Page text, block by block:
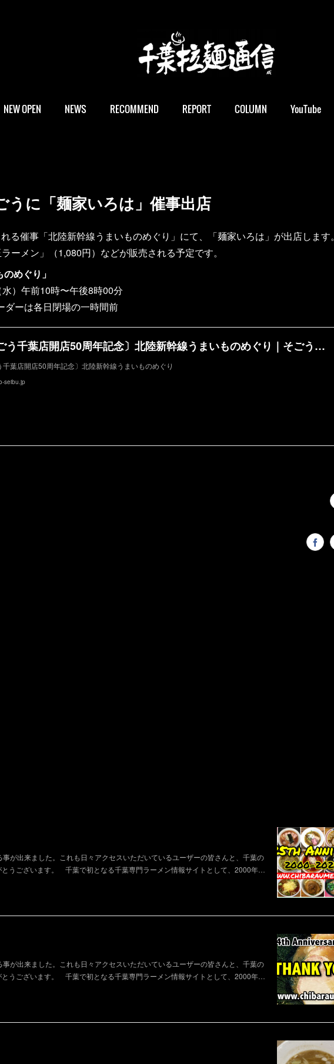
NEW OPEN NEWS RECOMMEND REPORT COLUMN YouTube
うに「麺家いろは」催事出店
る催事「北陸新幹線うまいものめぐり」にて、「麺家いろは」が出店します。
ーメン」（1,080円）などが販売される予定です。
めぐり」
）午前10時〜午後8時00分
ダーは各日閉場の一時間前
〔そごう千葉店開店50周年記念〕北陸新幹線うまいものめぐり｜そごう千葉店｜西武・そごう
千葉店開店50周年記念〕北陸新幹線うまいものめぐり
seibu.jp
が出来ました。これも日々アクセスいただいているユーザーの皆さんと、千葉の
とうございます。 千葉で初となる千葉専門ラーメン情報サイトとして、2000年…
が出来ました。これも日々アクセスいただいているユーザーの皆さんと、千葉の
とうございます。 千葉で初となる千葉専門ラーメン情報サイトとして、2000年…